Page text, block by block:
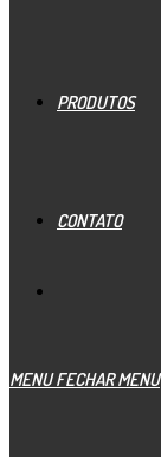
PRODUTOS
CONTATO
MENU FECHAR MENU